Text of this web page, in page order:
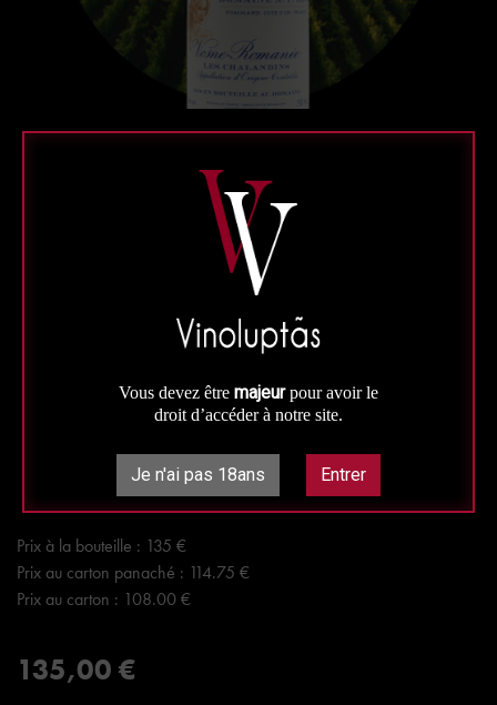
Vous devez être majeurpour avoir le
droit d’accéder à notre site.
Je n'ai pas 18ans Entrer
Bourgogne
Vosne Romanée Les Chalandins
Bourgogne Rouge Domaine A.F.
AOC Vosne-romanée
75 cl - Mis en bouteille au domaine
Un vin de garde de caractère toute en délicatesse.
Prix à la bouteille : 135 €
Prix au carton panaché : 114.75 €
Prix au carton : 108.00 €
135,00 €